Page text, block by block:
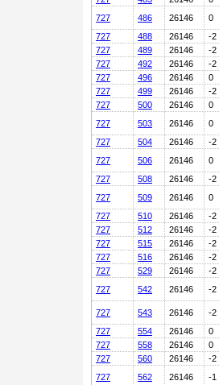
727
486 26146
0
727
488 26146
-2
727
489 26146
-2
727
492 26146
-2
727
496 26146
0
727
499 26146
-2
727
500 26146
0
727
503 26146
0
727
504 26146
-2
727
506 26146
0
727
508 26146
-2
727
509 26146
0
727
510 26146
-2
727
512 26146
-2
727
515 26146
-2
727
516 26146
-2
727
529 26146
-2
727
542 26146 -2
727 543 26146
-2
727
554 26146
0
727
558 26146
0
727
560 26146
-2
727
562 26146 -1